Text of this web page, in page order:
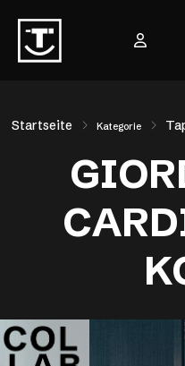
Startseite Kategorie